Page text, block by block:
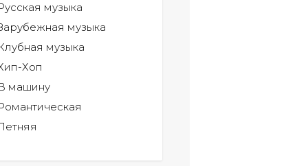
музыка
музыка
музыка
Хоп
машину